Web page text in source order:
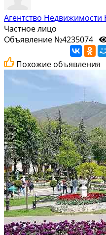
Агентство Недвижимости
Частное лицо
Объявление №4235074
Похожие объявления